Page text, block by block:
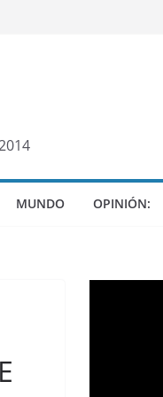
MUNDO OPINIÓN: